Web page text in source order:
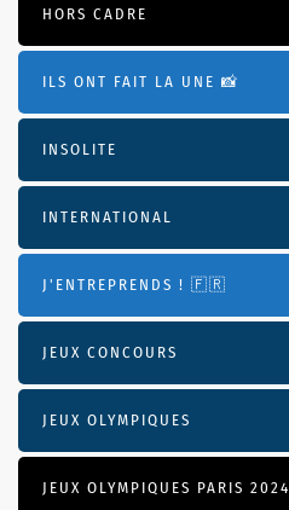
HORS CADRE
ILS ONT FAIT LA UNE 📸
INSOLITE
INTERNATIONAL
J'ENTREPRENDS ! 🇫🇷
JEUX CONCOURS
JEUX OLYMPIQUES
JEUX OLYMPIQUES PARIS 2024